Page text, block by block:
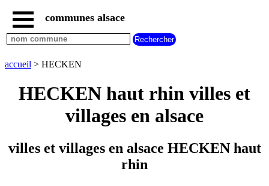
accueil
villes
rhin
commencant
B C D E F
G
L M
N
V
W X Y Z
communes alsace
accueil > HECKEN
HECKEN haut rhin villes et
villages en alsace
villes et villages en alsace HECKEN haut
rhin